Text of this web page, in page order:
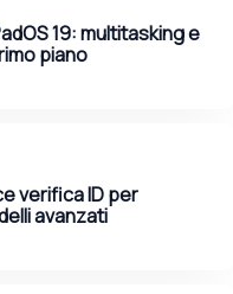
19: multitasking e
piano
verifica ID per
avanzati